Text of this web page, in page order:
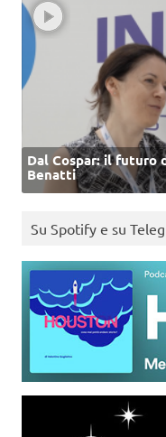
Dal Cospar: il futuro
Benatti
Su Spotify e su